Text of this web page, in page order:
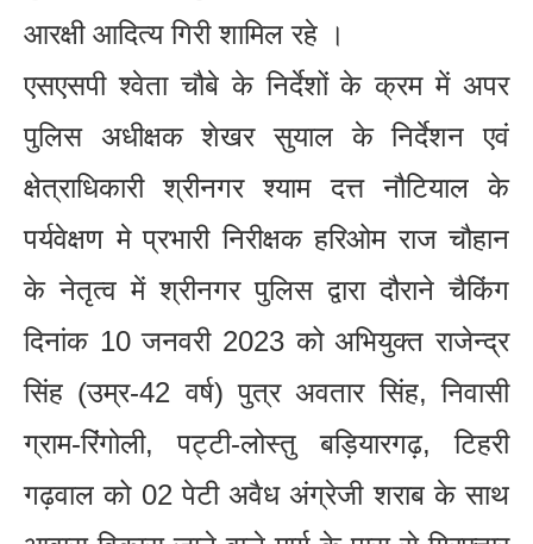
आरक्षी आदित्य गिरी शामिल रहे ।
एसएसपी श्वेता चौबे के निर्देशों के क्रम में अपर
पुलिस अधीक्षक शेखर सुयाल के निर्देशन एवं
क्षेत्राधिकारी श्रीनगर श्याम दत्त नौटियाल के
पर्यवेक्षण मे प्रभारी निरीक्षक हरिओम राज चौहान
के नेतृत्व में श्रीनगर पुलिस द्वारा दौराने चैकिंग
दिनांक 10 जनवरी 2023 को अभियुक्त राजेन्द्र
सिंह (उम्र-42 वर्ष) पुत्र अवतार सिंह, निवासी
ग्राम-रिंगोली, पट्टी-लोस्तु बड़ियारगढ़, टिहरी
गढ़वाल को 02 पेटी अवैध अंग्रेजी शराब के साथ